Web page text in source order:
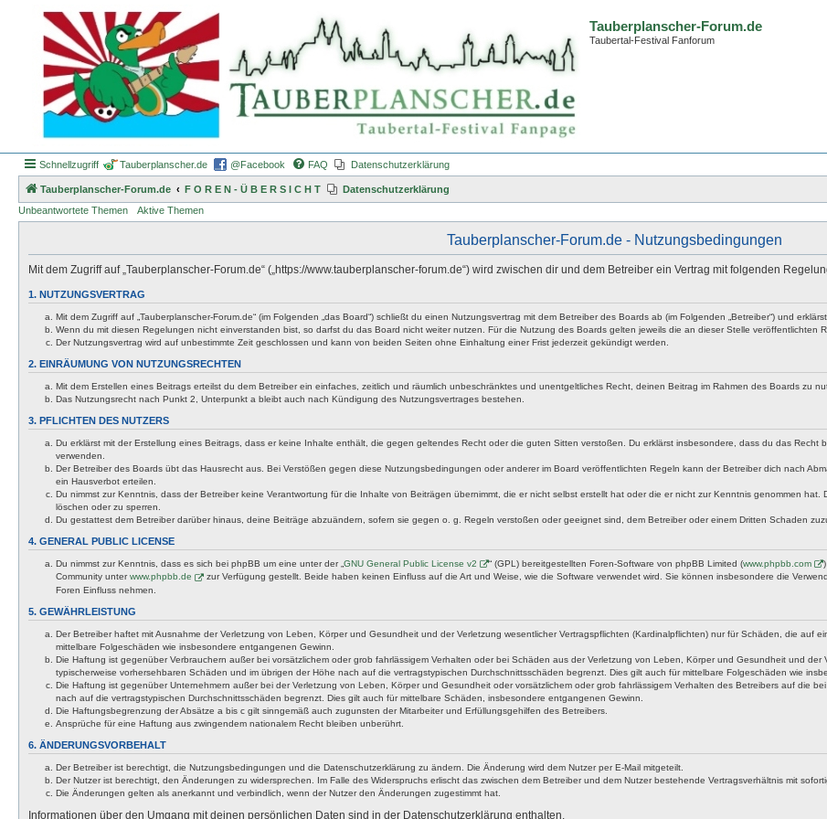
Tauberplanscher-Forum.de
Taubertal-Festival Fanforum
Schnellzugriff Tauberplanscher.de @Facebook FAQ Datenschutzerklärung
Tauberplanscher-Forum.de F O R E N - Ü B E R S I C H T
Datenschutzerklärung
Unbeantwortete Themen
Aktive Themen
Tauberplanscher-Forum.de - Nutzungsbedingungen
Mit dem Zugriff auf „Tauberplanscher-Forum.de“ („https://www.tauberplanscher-forum.de“) wird zwischen dir und dem Betreiber ein Vertrag mit folgenden
1. NUTZUNGSVERTRAG
Mit dem Zugriff auf „Tauberplanscher-Forum.de“ (im Folgenden „das Board“) schließt du einen Nutzungsvertrag mit dem Betreiber des Boards ab (im Folgenden „Betreiber“) und
Wenn du mit diesen Regelungen nicht einverstanden bist, so darfst du das Board nicht weiter nutzen. Für die Nutzung des Boards gelten jeweils die an dieser Stelle veröffentlichten
Der Nutzungsvertrag wird auf unbestimmte Zeit geschlossen und kann von beiden Seiten ohne Einhaltung einer Frist jederzeit gekündigt werden.
2. EINRÄUMUNG VON NUTZUNGSRECHTEN
Mit dem Erstellen eines Beitrags erteilst du dem Betreiber ein einfaches, zeitlich und räumlich unbeschränktes und unentgeltliches Recht, deinen Beitrag im Rahmen des Boards zu
Das Nutzungsrecht nach Punkt 2, Unterpunkt a bleibt auch nach Kündigung des Nutzungsvertrages bestehen.
3. PFLICHTEN DES NUTZERS
Du erklärst mit der Erstellung eines Beitrags, dass er keine Inhalte enthält, die gegen geltendes Recht oder die guten Sitten verstoßen. Du erklärst insbesondere, dass du das
verwenden.
Der Betreiber des Boards übt das Hausrecht aus. Bei Verstößen gegen diese Nutzungsbedingungen oder anderer im Board veröffentlichten Regeln kann der Betreiber dich nach
ein Hausverbot erteilen.
Du nimmst zur Kenntnis, dass der Betreiber keine Verantwortung für die Inhalte von Beiträgen übernimmt, die er nicht selbst erstellt hat oder die er nicht zur Kenntnis genommen
löschen oder zu sperren.
Du gestattest dem Betreiber darüber hinaus, deine Beiträge abzuändern, sofern sie gegen o. g. Regeln verstoßen oder geeignet sind, dem Betreiber oder einem Dritten Schaden
4. GENERAL PUBLIC LICENSE
Du nimmst zur Kenntnis, dass es sich bei phpBB um eine unter der „ GNU General Public License v2 “ (GPL) bereitgestellten Foren-Software von phpBB Limited (www.phpbb.com
Community unterwww.phpbb.de
zur Verfügung gestellt. Beide haben keinen Einfluss auf die Art und Weise, wie die Software verwendet wird. Sie können insbesondere die
Foren Einfluss nehmen.
5. GEWÄHRLEISTUNG
Der Betreiber haftet mit Ausnahme der Verletzung von Leben, Körper und Gesundheit und der Verletzung wesentlicher Vertragspflichten (Kardinalpflichten) nur für Schäden, die auf
mittelbare Folgeschäden wie insbesondere entgangenen Gewinn.
Die Haftung ist gegenüber Verbrauchern außer bei vorsätzlichem oder grob fahrlässigem Verhalten oder bei Schäden aus der Verletzung von Leben, Körper und Gesundheit und
typischerweise vorhersehbaren Schäden und im übrigen der Höhe nach auf die vertragstypischen Durchschnittsschäden begrenzt. Dies gilt auch für mittelbare Folgeschäden wie
Die Haftung ist gegenüber Unternehmern außer bei der Verletzung von Leben, Körper und Gesundheit oder vorsätzlichem oder grob fahrlässigem Verhalten des Betreibers auf die
nach auf die vertragstypischen Durchschnittsschäden begrenzt. Dies gilt auch für mittelbare Schäden, insbesondere entgangenen Gewinn.
Die Haftungsbegrenzung der Absätze a bis c gilt sinngemäß auch zugunsten der Mitarbeiter und Erfüllungsgehilfen des Betreibers.
Ansprüche für eine Haftung aus zwingendem nationalem Recht bleiben unberührt.
6. ÄNDERUNGSVORBEHALT
Der Betreiber ist berechtigt, die Nutzungsbedingungen und die Datenschutzerklärung zu ändern. Die Änderung wird dem Nutzer per E-Mail mitgeteilt.
Der Nutzer ist berechtigt, den Änderungen zu widersprechen. Im Falle des Widerspruchs erlischt das zwischen dem Betreiber und dem Nutzer bestehende Vertragsverhältnis mit
Die Änderungen gelten als anerkannt und verbindlich, wenn der Nutzer den Änderungen zugestimmt hat.
Informationen über den Umgang mit deinen persönlichen Daten sind in der Datenschutzerklärung enthalten.